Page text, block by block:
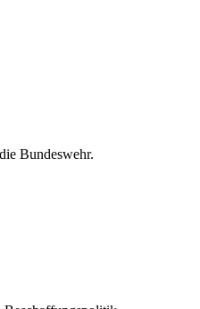
Bundeswehr.